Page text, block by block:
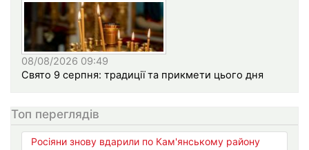
08/08/2026 09:49
Свято 9 серпня: традиції та прикмети цього дня
Топ переглядів
Росіяни знову вдарили по Кам'янському району